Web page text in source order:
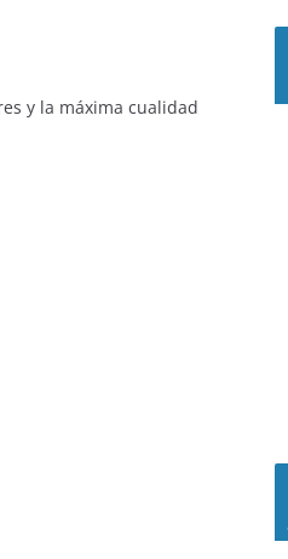
y la máxima cualidad